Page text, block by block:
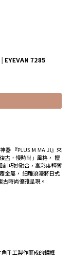
| EYEVAN 7285